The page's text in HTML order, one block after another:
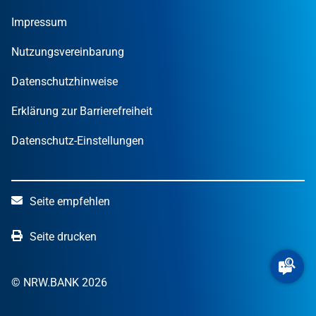
Finanzpublikationen
Öffentliche Kunden
STARTERCENTER NRW
NRW.Venture
Impressum
Nutzungsvereinbarung
Datenschutzhinweise
Erklärung zur Barrierefreiheit
Datenschutz-Einstellungen
Seite empfehlen
Seite drucken
© NRW.BANK 2026